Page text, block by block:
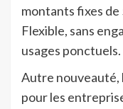
montants fixes de
Flexible, sans
usages ponctuels.
Autre nouveauté,
pour les